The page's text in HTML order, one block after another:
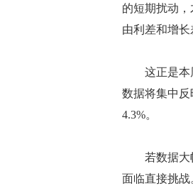
的短期扰动
由利差和增长
这正是本周
数据将集中
4.3%。
若数据大幅
面临直接挑战